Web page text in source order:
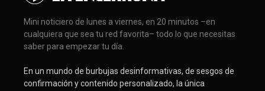
Mini noticiero de lunes a viernes, en 20 minutos –en
cualquiera que sea tu red favorita– todo lo que necesitas
saber para empezar tu día.
En un mundo de burbujas desinformativas, de sesgos de
confirmación y contenido personalizado, la única